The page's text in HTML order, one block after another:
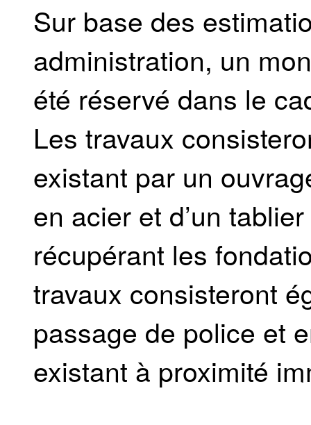
Sur base des
administration, un
été réservé dans le
Les travaux
existant par un
en acier et d’un
récupérant les
travaux consisteront
passage de police et
existant à proximité